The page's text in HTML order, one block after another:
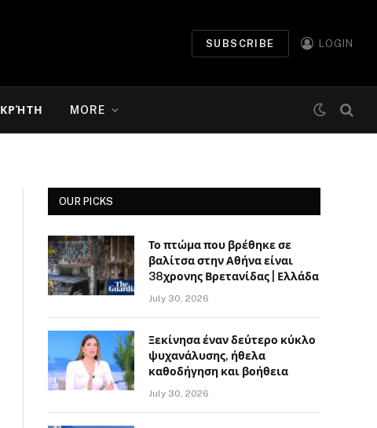
SUBSCRIBE LOGIN
ΚΡΉΤΗ MORE
OUR PICKS
Το πτώμα που βρέθηκε σε
βαλίτσα στην Αθήνα είναι
38χρονης Βρετανίδας | Ελλάδα
July 30, 2026
Ξεκίνησα έναν δεύτερο κύκλο
ψυχανάλυσης, ήθελα
καθοδήγηση και βοήθεια
July 30, 2026